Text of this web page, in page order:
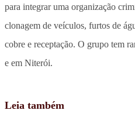
para integrar uma organização
clonagem de veículos, furtos de
cobre e receptação. O grupo tem
e em Niterói.
Leia também